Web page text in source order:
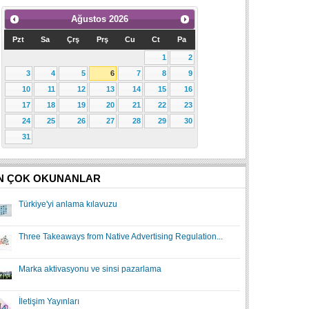
Ağustos 2026
Pzt Sa Çrş Prş Cu Ct Pa
1
2
3
4 5 6 7 8
9
10
11 12 13 14 15
16
17
18 19 20 21 22
23
24
25 26 27 28 29
30
31
ÇOK OKUNANLAR
Türkiye'yi anlama kılavuzu
Three Takeaways from Native Advertising Regulation...
Marka aktivasyonu ve sinsi pazarlama
İletişim Yayınları